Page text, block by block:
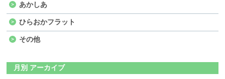
あかしあ
ひらおかフラット
その他
月別 アーカイブ